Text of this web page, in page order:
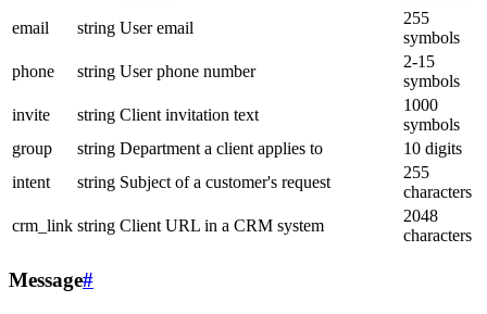
email
string User email
255
symbols
phone
string User phone number
2-15
symbols
invite
string Client invitation text
1000
symbols
group
string Department a client applies to
10 digits
intent
string Subject of a customer's request
255
characters
crm_link string Client URL in a CRM system
2048
characters
Message#